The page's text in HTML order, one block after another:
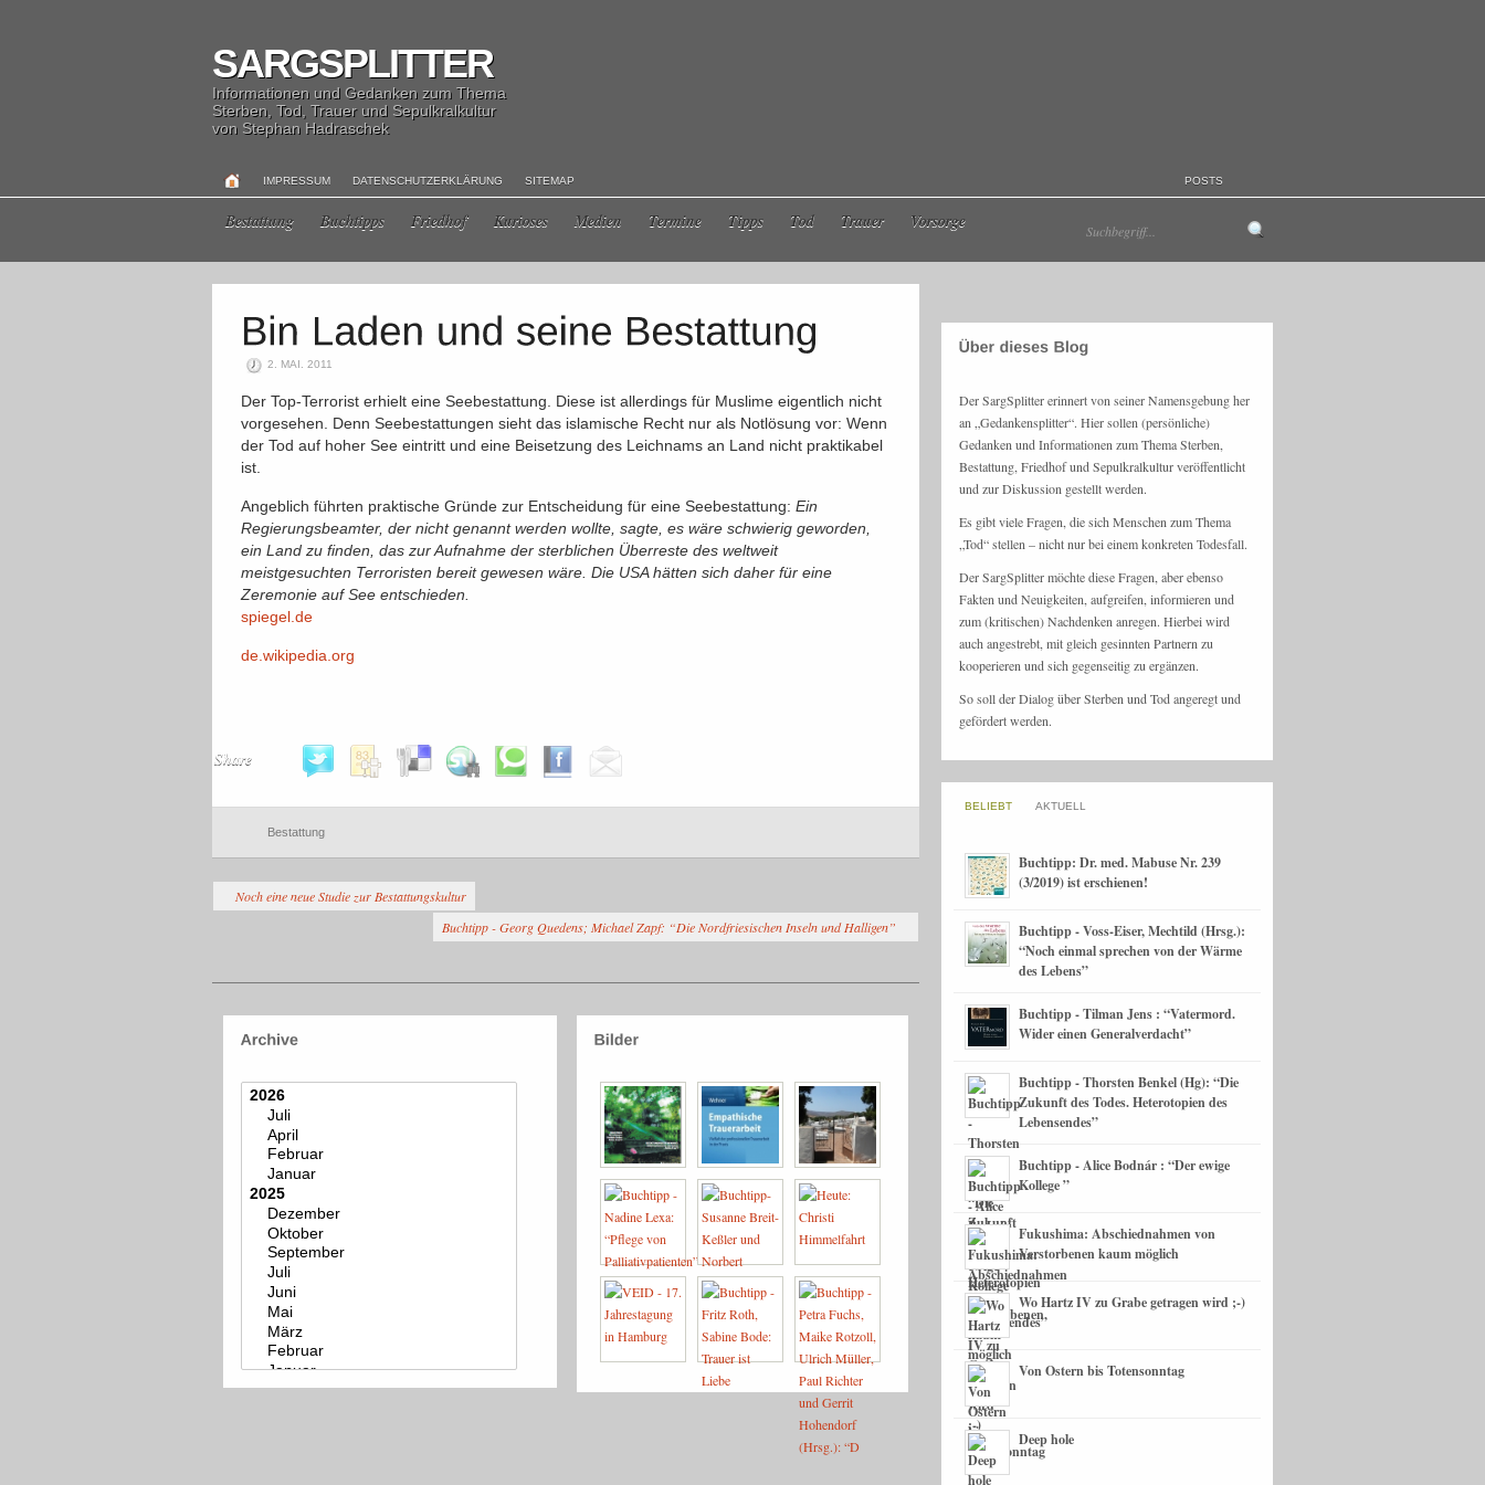
SARGSPLITTER
Informationen und Gedanken zum Thema
Sterben, Tod, Trauer und Sepulkralkultur
von Stephan Hadraschek
IMPRESSUM DATENSCHUTZERKLÄRUNG SITEMAP POSTS
Bestattung Buchtipps Friedhof Kurioses Medien Termine Tipps Tod Trauer Vorsorge
2. MAI. 2011
Der Top-Terrorist erhielt eine Seebestattung. Diese ist allerdings für Muslime eigentlich nicht
vorgesehen. Denn Seebestattungen sieht das islamische Recht nur als Notlösung vor: Wenn
der Tod auf hoher See eintritt und eine Beisetzung des Leichnams an Land nicht praktikabel
ist.
Angeblich führten praktische Gründe zur Entscheidung für eine Seebestattung: Ein
Regierungsbeamter, der nicht genannt werden wollte, sagte, es wäre schwierig geworden,
ein Land zu finden, das zur Aufnahme der sterblichen Überreste des weltweit
meistgesuchten Terroristen bereit gewesen wäre. Die USA hätten sich daher für eine
Zeremonie auf See entschieden.
spiegel.de
de.wikipedia.org
Share
Bestattung
Noch eine neue Studie zur Bestattungskultur
Buchtipp - Georg Quedens; Michael Zapf: “Die Nordfriesischen Inseln und Halligen”
Der SargSplitter erinnert von seiner Namensgebung her
an „Gedankensplitter“. Hier sollen (persönliche)
Gedanken und Informationen zum Thema Sterben,
Bestattung, Friedhof und Sepulkralkultur veröffentlicht
und zur Diskussion gestellt werden.
Es gibt viele Fragen, die sich Menschen zum Thema
„Tod“ stellen – nicht nur bei einem konkreten Todesfall.
Der SargSplitter möchte diese Fragen, aber ebenso
Fakten und Neuigkeiten, aufgreifen, informieren und
zum (kritischen) Nachdenken anregen. Hierbei wird
auch angestrebt, mit gleich gesinnten Partnern zu
kooperieren und sich gegenseitig zu ergänzen.
So soll der Dialog über Sterben und Tod angeregt und
gefördert werden.
BELIEBT AKTUELL
Buchtipp: Dr. med. Mabuse Nr. 239
(3/2019) ist erschienen!
Buchtipp - Voss-Eiser, Mechtild (Hrsg.):
“Noch einmal sprechen von der Wärme
des Lebens”
Buchtipp - Tilman Jens : “Vatermord.
Wider einen Generalverdacht”
Buchtipp - Thorsten Benkel (Hg): “Die
Zukunft des Todes. Heterotopien des
Lebensendes”
Buchtipp - Alice Bodnár : “Der ewige
Kollege ”
Fukushima: Abschiednahmen von
Verstorbenen kaum möglich
Wo Hartz IV zu Grabe getragen wird ;-)
Von Ostern bis Totensonntag
Deep hole